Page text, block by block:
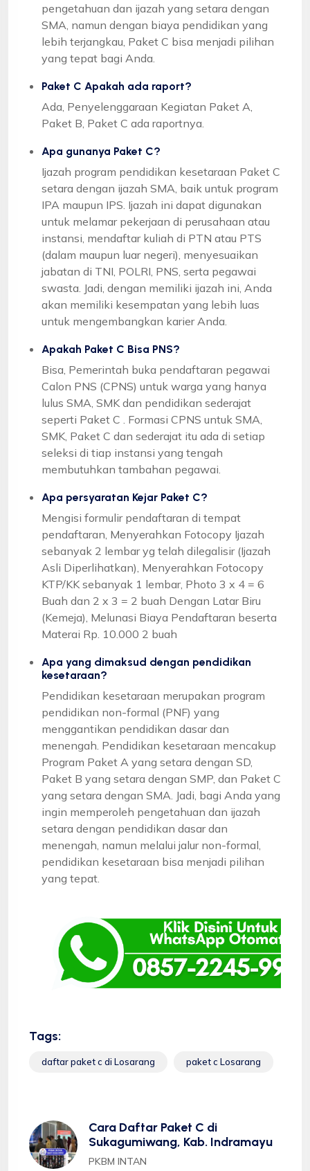
pengetahuan dan ijazah yang setara dengan
SMA, namun dengan biaya pendidikan yang
lebih terjangkau, Paket C bisa menjadi pilihan
yang tepat bagi Anda.
Paket C Apakah ada raport?
Ada, Penyelenggaraan Kegiatan Paket A,
Paket B, Paket C ada raportnya.
Apa gunanya Paket C?
Ijazah program pendidikan kesetaraan Paket C
setara dengan ijazah SMA, baik untuk program
IPA maupun IPS. Ijazah ini dapat digunakan
untuk melamar pekerjaan di perusahaan atau
instansi, mendaftar kuliah di PTN atau PTS
(dalam maupun luar negeri), menyesuaikan
jabatan di TNI, POLRI, PNS, serta pegawai
swasta. Jadi, dengan memiliki ijazah ini, Anda
akan memiliki kesempatan yang lebih luas
untuk mengembangkan karier Anda.
Apakah Paket C Bisa PNS?
Bisa, Pemerintah buka pendaftaran pegawai
Calon PNS (CPNS) untuk warga yang hanya
lulus SMA, SMK dan pendidikan sederajat
seperti Paket C . Formasi CPNS untuk SMA,
SMK, Paket C dan sederajat itu ada di setiap
seleksi di tiap instansi yang tengah
membutuhkan tambahan pegawai.
Apa persyaratan Kejar Paket C?
Mengisi formulir pendaftaran di tempat
pendaftaran, Menyerahkan Fotocopy Ijazah
sebanyak 2 lembar yg telah dilegalisir (Ijazah
Asli Diperlihatkan), Menyerahkan Fotocopy
KTP/KK sebanyak 1 lembar, Photo 3 x 4 = 6
Buah dan 2 x 3 = 2 buah Dengan Latar Biru
(Kemeja), Melunasi Biaya Pendaftaran beserta
Materai Rp. 10.000 2 buah
Apa yang dimaksud dengan pendidikan
kesetaraan?
Pendidikan kesetaraan merupakan program
pendidikan non-formal (PNF) yang
menggantikan pendidikan dasar dan
menengah. Pendidikan kesetaraan mencakup
Program Paket A yang setara dengan SD,
Paket B yang setara dengan SMP, dan Paket C
yang setara dengan SMA. Jadi, bagi Anda yang
ingin memperoleh pengetahuan dan ijazah
setara dengan pendidikan dasar dan
menengah, namun melalui jalur non-formal,
pendidikan kesetaraan bisa menjadi pilihan
yang tepat.
Tags:
daftar paket c di Losarang paket c Losarang
Cara Daftar Paket C di
Sukagumiwang, Kab. Indramayu
PKBM INTAN